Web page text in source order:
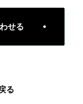
せる
る